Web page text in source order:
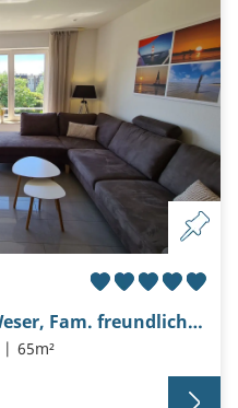
Chalet Cuxhaven Fewo Weser, Fam. freundliche Wohnung
65m²